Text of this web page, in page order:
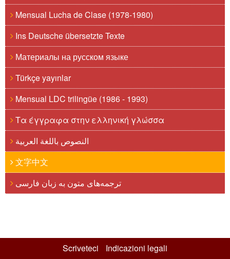
Mensual Lucha de Clase (1978-1980)
Ins Deutsche übersetzte Texte
Материалы на русском языке
Türkçe yayınlar
Mensual LDC trilingüe (1986 - 1993)
Τα έγγραφα στην ελληνική γλώσσα
النصوص باللغة العربية
文字中文
ترجمه‌های متون به زبان فارسی
Scriveteci Indicazioni legali